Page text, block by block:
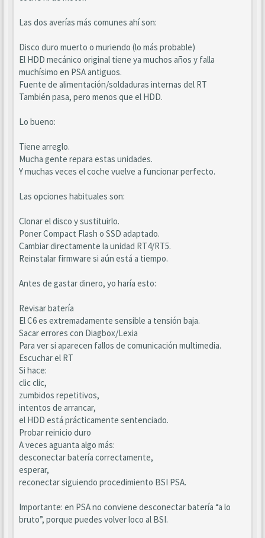
Las dos averías más comunes ahí son:
Disco duro muerto o muriendo (lo más probable)
El HDD mecánico original tiene ya muchos años y falla
muchísimo en PSA antiguos.
Fuente de alimentación/soldaduras internas del RT
También pasa, pero menos que el HDD.
Lo bueno:
Tiene arreglo.
Mucha gente repara estas unidades.
Y muchas veces el coche vuelve a funcionar perfecto.
Las opciones habituales son:
Clonar el disco y sustituirlo.
Poner Compact Flash o SSD adaptado.
Cambiar directamente la unidad RT4/RT5.
Reinstalar firmware si aún está a tiempo.
Antes de gastar dinero, yo haría esto:
Revisar batería
El C6 es extremadamente sensible a tensión baja.
Sacar errores con Diagbox/Lexia
Para ver si aparecen fallos de comunicación multimedia.
Escuchar el RT
Si hace:
clic clic,
zumbidos repetitivos,
intentos de arrancar,
el HDD está prácticamente sentenciado.
Probar reinicio duro
A veces aguanta algo más:
desconectar batería correctamente,
esperar,
reconectar siguiendo procedimiento BSI PSA.
Importante: en PSA no conviene desconectar batería “a lo
bruto”, porque puedes volver loco al BSI.